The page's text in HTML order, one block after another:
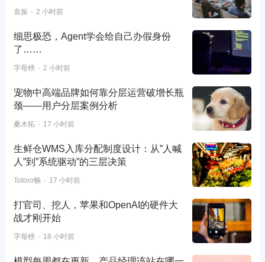
袁振 2 小时前
细思极恐，Agent学会给自己办假身份
了……
字母榜 2 小时前
宠物中高端品牌如何靠分层运营破增长瓶
颈——用户分层案例分析
桑木拓 17 小时前
生鲜仓WMS入库分配制度设计：从”人喊
人”到”系统驱动”的三层决策
Totoro畅 17 小时前
打官司、挖人，苹果和OpenAI的硬件大
战才刚开始
字母榜 18 小时前